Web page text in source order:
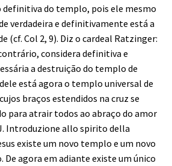
definitiva do templo, pois ele mesmo
verdadeira e definitivamente está a
(cf. Col 2, 9). Diz o cardeal Ratzinger:
considera definitiva e
a destruição do templo de
está agora o templo universal de
braços estendidos na cruz se
para atrair todos ao abraço do amor
Introduzione allo spirito della
existe um novo templo e um novo
agora em adiante existe um único